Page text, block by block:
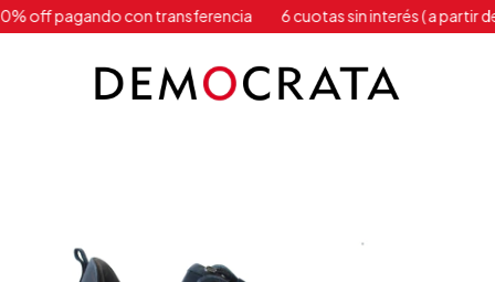
off pagando con transferencia 6 cuotas sin interés ( a partir de